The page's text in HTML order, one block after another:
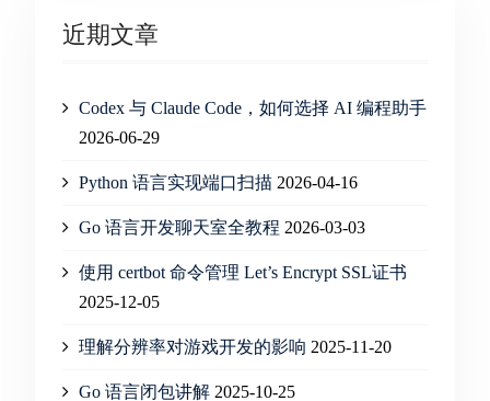
近期文章
Codex 与 Claude Code，如何选择 AI 编程助手
2026-06-29
Python 语言实现端口扫描 2026-04-16
Go 语言开发聊天室全教程 2026-03-03
使用 certbot 命令管理 Let’s Encrypt SSL证书
2025-12-05
理解分辨率对游戏开发的影响 2025-11-20
Go 语言闭包讲解 2025-10-25